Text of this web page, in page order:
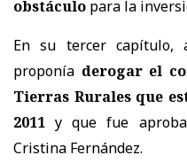
obstáculo para la
En su tercer capítulo,
proponía derogar el
Tierras Rurales que
2011 y que fue
Cristina Fernández.